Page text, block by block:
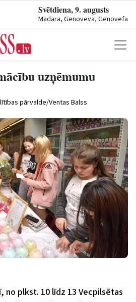
Svētdiena, 9. augusts
Madara, Genoveva, Genovefa
uzņēmumu
pārvalde/Ventas Balss
no plkst. 10 līdz 13 Vecpilsētas